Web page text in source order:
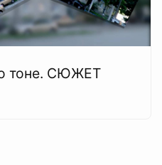
тоне. СЮЖЕТ